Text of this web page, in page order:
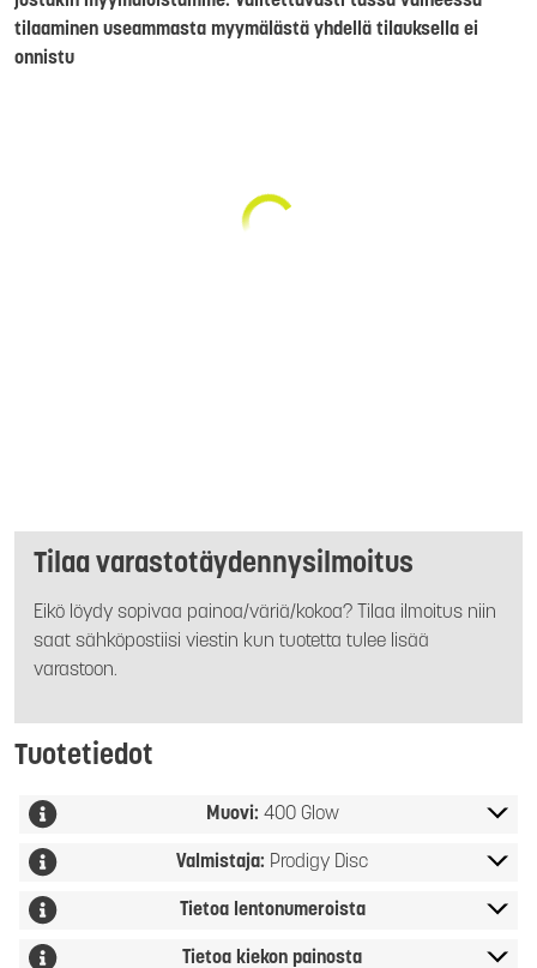
tilaaminen useammasta myymälästä yhdellä tilauksella ei
onnistu
Tilaa varastotäydennysilmoitus
Eikö löydy sopivaa painoa/väriä/kokoa? Tilaa ilmoitus niin
saat sähköpostiisi viestin kun tuotetta tulee lisää
varastoon.
Tuotetiedot
Muovi: 400 Glow
Valmistaja: Prodigy Disc
Tietoa lentonumeroista
Tietoa kiekon painosta